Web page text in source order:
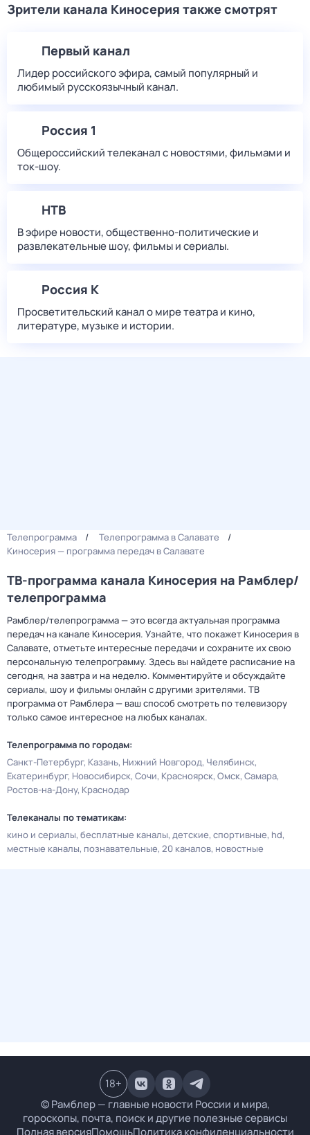
Зрители канала Киносерия также смотрят
Первый канал
Лидер российского эфира, самый популярный и
любимый русскоязычный канал.
Россия 1
Общероссийский телеканал с новостями, фильмами и
ток-шоу.
НТВ
В эфире новости, общественно-политические и
развлекательные шоу, фильмы и сериалы.
Россия К
Просветительский канал о мире театра и кино,
литературе, музыке и истории.
Телепрограмма
Телепрограмма в Салавате
Киносерия — программа передач в Салавате
ТВ-программа канала Киносерия на Рамблер/
телепрограмма
Рамблер/телепрограмма — это всегда актуальная программа
передач на канале Киносерия. Узнайте, что покажет Киносерия в
Салавате, отметьте интересные передачи и сохраните их свою
персональную телепрограмму. Здесь вы найдете расписание на
сегодня, на завтра и на неделю. Комментируйте и обсуждайте
сериалы, шоу и фильмы онлайн с другими зрителями. ТВ
программа от Рамблера — ваш способ смотреть по телевизору
только самое интересное на любых каналах.
Телепрограмма по городам:
Санкт-Петербург Казань Нижний Новгород Челябинск
Екатеринбург Новосибирск Сочи Красноярск Омск Самара
Ростов-на-Дону Краснодар
Телеканалы по тематикам:
кино и сериалы бесплатные каналы детские спортивные hd
местные каналы познавательные 20 каналов новостные
© Рамблер — главные новости России и мира,
гороскопы, почта, поиск и другие полезные сервисы
Полная версияПомощьПолитика конфиденциальности
18+